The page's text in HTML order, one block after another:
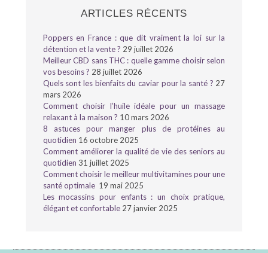
ARTICLES RÉCENTS
Poppers en France : que dit vraiment la loi sur la
détention et la vente ? 29 juillet 2026
Meilleur CBD sans THC : quelle gamme choisir selon
vos besoins ? 28 juillet 2026
Quels sont les bienfaits du caviar pour la santé ? 27
mars 2026
Comment choisir l’huile idéale pour un massage
relaxant à la maison ? 10 mars 2026
8 astuces pour manger plus de protéines au
quotidien 16 octobre 2025
Comment améliorer la qualité de vie des seniors au
quotidien 31 juillet 2025
Comment choisir le meilleur multivitamines pour une
santé optimale 19 mai 2025
Les mocassins pour enfants : un choix pratique,
élégant et confortable 27 janvier 2025